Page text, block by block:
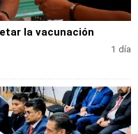
la vacunación
1 día